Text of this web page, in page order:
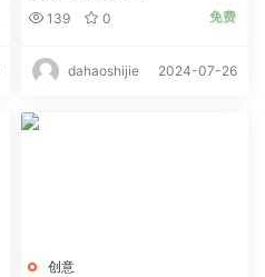
139 0 免费
dahaoshijie 2024-07-26
创意